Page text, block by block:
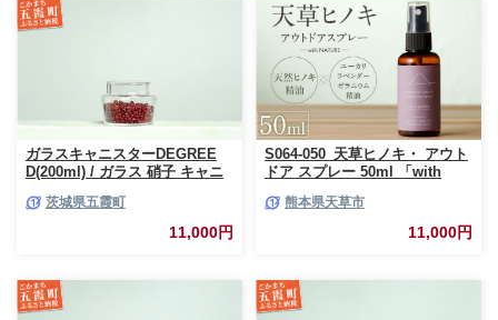
ガラスキャニスターDEGREE
D(200ml) / ガラス 硝子 キャニ
耐熱 一生もの 職人 こだわり
JIDA デザインミュージアムセ
レクション 茨城県 五霞町
茨城県五霞町
11,000円
S064-050_天草ヒノキ・ アウト
ドア スプレー 50ml 「with
熊本県天草市
11,000円